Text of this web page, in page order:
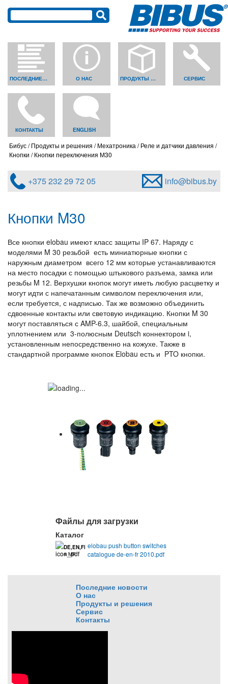
ПОСЛЕДНИЕ НОВОСТИ О НАС ПРОДУКТЫ И РЕШЕНИЯ СЕРВИС
КОНТАКТЫ ENGLISH
Бибус Продукты и решения Мехатроника
Реле и датчики давления
Кнопки
Кнопки переключения М30
+375 232 29 72 05 info@bibus.by
Кнопки M30
Все кнопки elobau имеют класс защиты IP 67. Наряду с
моделями M 30 резьбой есть миниатюрные кнопки с
наружным диаметром всего 12 мм которые устанавливаются
на место посадки с помощью штыкового разъема, замка или
резьбы M 12. Верхушки кнопок могут иметь любую расцветку и
могут идти с напечатанным символом переключения или,
если требуется, с надписью. Так же возможно объединить
сдвоенные контакты или световую индикацию. Кнопки M 30
могут поставляться с AMP-6.3, шайбой, специальным
уплотнением или 3-полюсным Deutsch коннектором i,
установленным непосредственно на кожухе. Также в
стандартной программе кнопок Elobau есть и PTO кнопки.
Файлы для загрузки
Каталог
DE,EN,FR
4 MB
elobau push button switches
catalogue de-en-fr 2010.pdf
Последние новости
О нас
Продукты и решения
Сервис
Контакты